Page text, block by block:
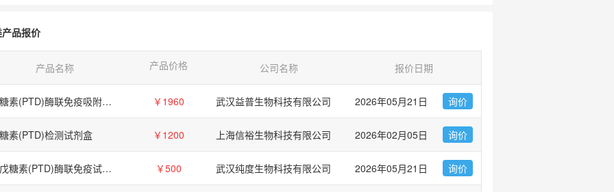
品报价
产品名称 产品价格 公司名称 报价日期
戊糖素(PTD)酶联免疫吸附检测试剂盒【PTD(Pentosidine) ELISA Kit】 ￥1960 武汉益普生物科技有限公司 2026年05月21日 询价
素(PTD)检测试剂盒 ￥1200 上海信裕生物科技有限公司 2026年02月05日 询价
鸭戊糖素(PTD)酶联免疫试剂盒 ￥500 武汉纯度生物科技有限公司 2026年05月21日 询价